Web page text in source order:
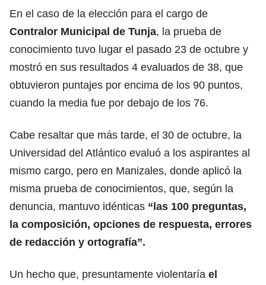
En el caso de la elección para el cargo de
Contralor Municipal de Tunja, la prueba de
conocimiento tuvo lugar el pasado 23 de octubre y
mostró en sus resultados 4 evaluados de 38, que
obtuvieron puntajes por encima de los 90 puntos,
cuando la media fue por debajo de los 76.
Cabe resaltar que más tarde, el 30 de octubre, la
Universidad del Atlántico evaluó a los aspirantes al
mismo cargo, pero en Manizales, donde aplicó la
misma prueba de conocimientos, que, según la
denuncia, mantuvo idénticas “las 100 preguntas,
la composición, opciones de respuesta, errores
de redacción y ortografía”.
Un hecho que, presuntamente violentaría el